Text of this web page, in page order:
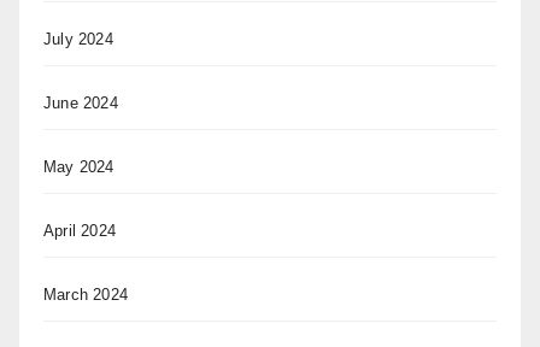
July 2024
June 2024
May 2024
April 2024
March 2024